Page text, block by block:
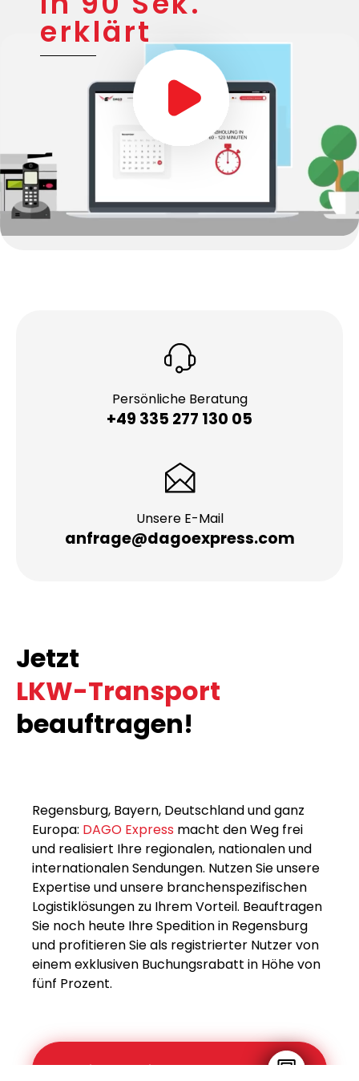
erklärt
Persönliche Beratung
+49 335 277 130 05
Unsere E-Mail
anfrage@dagoexpress.com
Jetzt
LKW-Transport
beauftragen!
Regensburg, Bayern, Deutschland und ganz
Europa: DAGO Express macht den Weg frei
und realisiert Ihre regionalen, nationalen und
internationalen Sendungen. Nutzen Sie unsere
Expertise und unsere branchenspezifischen
Logistiklösungen zu Ihrem Vorteil. Beauftragen
Sie noch heute Ihre Spedition in Regensburg
und profitieren Sie als registrierter Nutzer von
einem exklusiven Buchungsrabatt in Höhe von
fünf Prozent.
Preis kalkulieren & buchen